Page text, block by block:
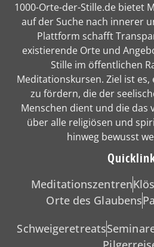
1000-Orte-der-Stille.de bietet
auf der Suche nach innerer
Plattform schafft
existierende Orte und
Stille im öffentlichen
Meditationskursen. Ziel ist es,
zu fördern, die der
Menschen dient und die das
über alle religiösen und
hinweg bewusst
Meditationszentren
Orte des Glaubens
Schweigeretreats